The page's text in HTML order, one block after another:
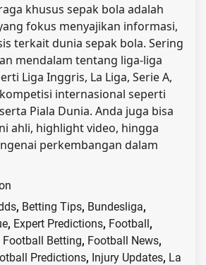
khusus sepak bola adalah
fokus menyajikan informasi,
terkait dunia sepak bola. Sering
mendalam tentang liga-liga
Liga Inggris, La Liga, Serie A,
internasional seperti
Piala Dunia. Anda juga bisa
ahli, highlight video, hingga
perkembangan dalam
, Betting Tips, Bundesliga,
, Expert Predictions, Football,
Football Betting, Football News,
Predictions, Injury Updates, La